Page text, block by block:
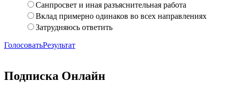
Санпросвет и иная разъяснительная работа
Вклад примерно одинаков во всех направлениях
Затрудняюсь ответить
ГолосоватьРезультат
Подписка Онлайн